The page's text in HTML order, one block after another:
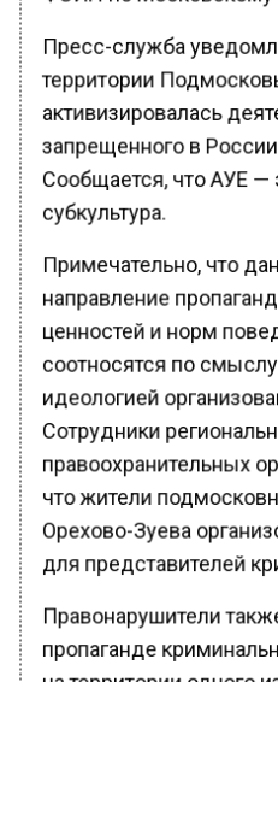
Пресс-служба
территории
активизировалась
запрещенного в
Сообщается, что АУЕ —
субкультура.
Примечательно, что
направление
ценностей и норм
соотносятся по
идеологией
Сотрудники
правоохранительных
что жители
Орехово-Зуева
для представителей
Правонарушители
пропаганде
на территории одного